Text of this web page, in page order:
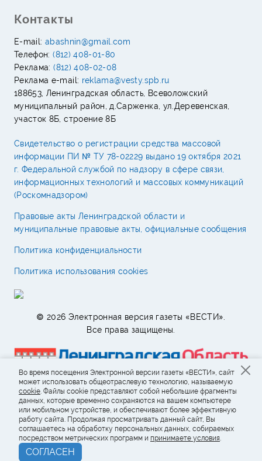
Контакты
E-mail: abashnin@gmail.com
Телефон:(812) 408-01-80
Реклама:(812) 408-02-08
Реклама e-mail: reklama@vesty.spb.ru
188653, Ленинградская область, Всеволожский
муниципальный район, д.Сарженка, ул.Деревенская,
участок 8Б, строение 8Б
Свидетельство о регистрации средства массовой
информации ПИ № ТУ 78-02229 выдано 19 октября 2021
г. Федеральной службой по надзору в сфере связи,
информационных технологий и массовых коммуникаций
(Роскомнадзором)
Правовые акты Ленинградской области и
муниципальные правовые акты, официальные сообщения
Политика конфиденциальности
Политика использования cookies
© 2026 Электронная версия газеты «ВЕСТИ».
Все права защищены.
Во время посещения Электронной версии газеты «ВЕСТИ», сайт
может использовать общеотраслевую технологию, называемую
cookie. Файлы cookie представляют собой небольшие фрагменты
данных, которые временно сохраняются на вашем компьютере
или мобильном устройстве, и обеспечивают более эффективную
работу сайта. Продолжая просматривать данный сайт, Вы
соглашаетесь на обработку персональных данных, собираемых
посредством метрических программ и принимаете условия.
СОГЛАСЕН